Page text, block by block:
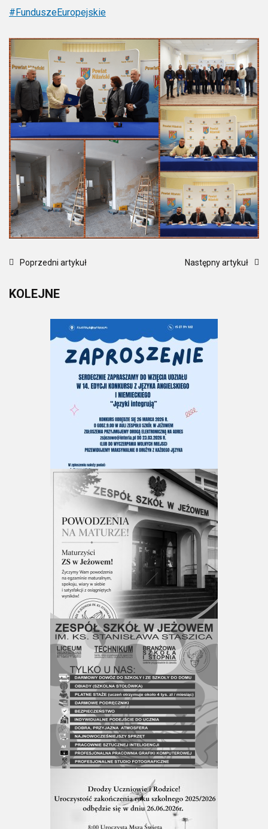
#FunduszeEuropejskie
Poprzedni artykuł Następny artykuł
KOLEJNE